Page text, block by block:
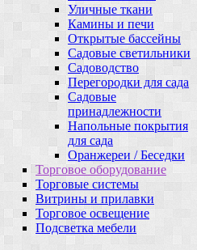
Уличные ткани
Камины и печи
Открытые бассейны
Садовые светильники
Садоводство
Перегородки для сада
Садовые
принадлежности
Напольные покрытия
для сада
Оранжереи / Беседки
Торговое оборудование
Торговые системы
Витрины и прилавки
Торговое освещение
Подсветка мебели